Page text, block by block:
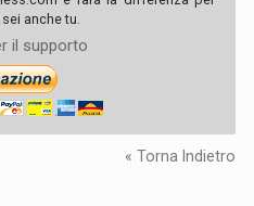
anche tu.
il supporto
« Torna Indietro